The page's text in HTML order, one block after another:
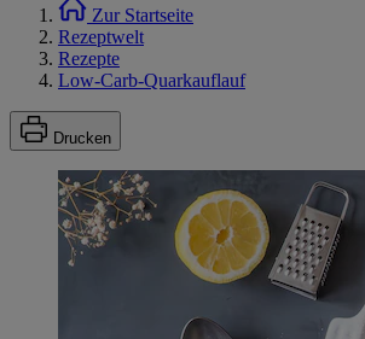
Zur Startseite
Rezeptwelt
Rezepte
Low-Carb-Quarkauflauf
Drucken